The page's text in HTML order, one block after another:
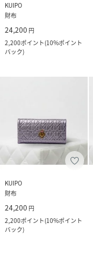
KUIPO
財布
24,200 円
2,200ポイント(10%ポイント
バック)
KUIPO
財布
24,200 円
2,200ポイント(10%ポイント
バック)